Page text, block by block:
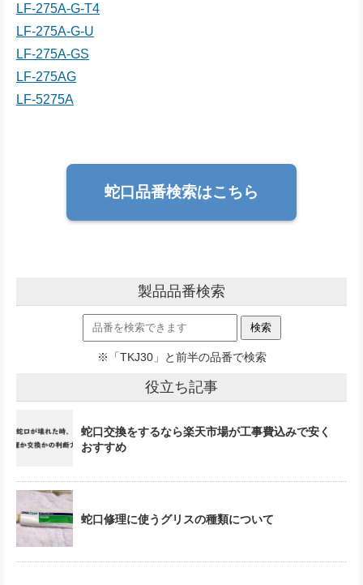
LF-275A-G-T4
LF-275A-G-U
LF-275A-GS
LF-275AG
LF-5275A
蛇口品番検索はこちら
製品品番検索
※「TKJ30」と前半の品番で検索
役立ち記事
蛇口交換をするなら楽天市場が工事費込みで安く
おすすめ
蛇口修理に使うグリスの種類について